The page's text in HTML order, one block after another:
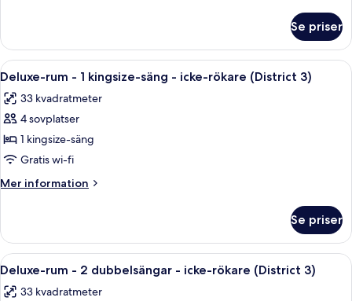
Mobility
Roll-
In,
Non-
Smoking
3,
Studio
Suite,
Queens,
Mobility
In,
Non-
Se priser
Öppna
alla
foton
för
Deluxe-
rum
-
1
säng
icke-
rökare
Ett modernt hotellrum med en stor
7
Deluxe-rum - 1 kingsize-säng - icke-rökare (District 3)
33 kvadratmeter
4 sovplatser
1 kingsize-säng
Gratis wi-fi
Mer information
Mer
rum
1
säng
Se priser
Öppna
alla
Ett hotellrum med två sängar, ett
7
Deluxe-rum - 2 dubbelsängar - icke-rökare (District 3)
33 kvadratmeter